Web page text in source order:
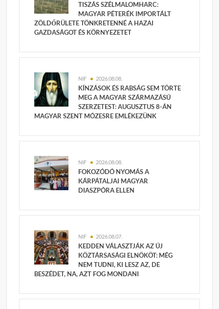
TISZÁS SZÉLMALOMHARC:
MAGYAR PÉTERÉK IMPORTÁLT
ZÖLDŐRÜLETE TÖNKRETENNÉ A HAZAI
GAZDASÁGOT ÉS KÖRNYEZETET
NIF 2026.08.08.
KÍNZÁSOK ÉS RABSÁG SEM TÖRTE
MEG A MAGYAR SZÁRMAZÁSÚ
SZERZETEST: AUGUSZTUS 8-ÁN
MAGYAR SZENT MÓZESRE EMLÉKEZÜNK
NIF 2026.08.08.
FOKOZÓDÓ NYOMÁS A
KÁRPÁTALJAI MAGYAR
DIASZPÓRA ELLEN
NIF 2026.08.07.
KEDDEN VÁLASZTJÁK AZ ÚJ
KÖZTÁRSASÁGI ELNÖKÖT: MÉG
NEM TUDNI, KI LESZ AZ, DE
BESZÉDET, NA, AZT FOG MONDANI